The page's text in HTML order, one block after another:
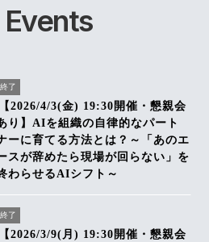
Events
終了
【2026/4/3(金) 19:30開催・懇親会
り】AIを組織の自律的なパート
ーに育てる方法とは？～「あのエ
スが辞めたら現場が回らない」を
わらせるAIシフト～
終了
【2026/3/9(月) 19:30開催・懇親会